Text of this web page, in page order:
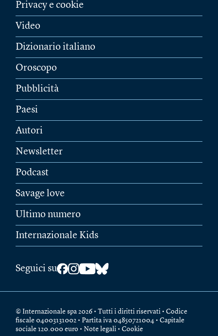
Privacy e cookie
Video
Dizionario italiano
Oroscopo
Pubblicità
Paesi
Autori
Newsletter
Podcast
Savage love
Ultimo numero
Internazionale Kids
Seguici su
© Internazionale spa 2026 • Tutti i diritti riservati • Codice
fiscale 04003131002 • Partita iva 04850721004 • Capitale
sociale 120.000 euro • Note legali • Cookie